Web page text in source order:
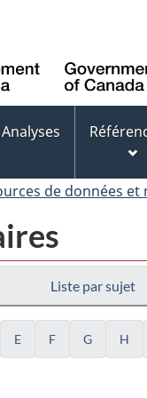
Analyses
de données et
Liste par sujet
E F G H